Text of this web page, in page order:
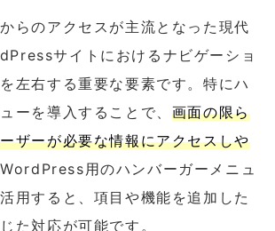
らのアクセスが主流となった現代
サイトにおけるナビゲーショ
左右する重要な要素です。特にハ
ーを導入することで、 画面の限ら
ザーが必要な情報にアクセスしや
用のハンバーガーメニュ
用すると、項目や機能を追加した
た対応が可能です。